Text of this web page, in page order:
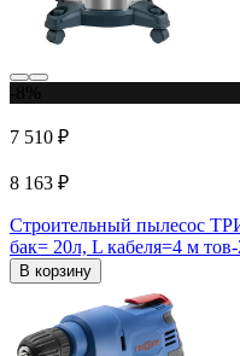
7 510 ₽
8 163 ₽
Строительный пылесос
бак= 20л, L кабеля=4 м
В корзину